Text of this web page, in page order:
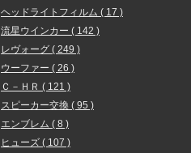
ヘッドライトフィルム ( 17 )
流星ウインカー ( 142 )
レヴォーグ ( 249 )
ウーファー ( 26 )
Ｃ－ＨＲ ( 121 )
スピーカー交換 ( 95 )
エンブレム ( 8 )
ヒューズ ( 107 )